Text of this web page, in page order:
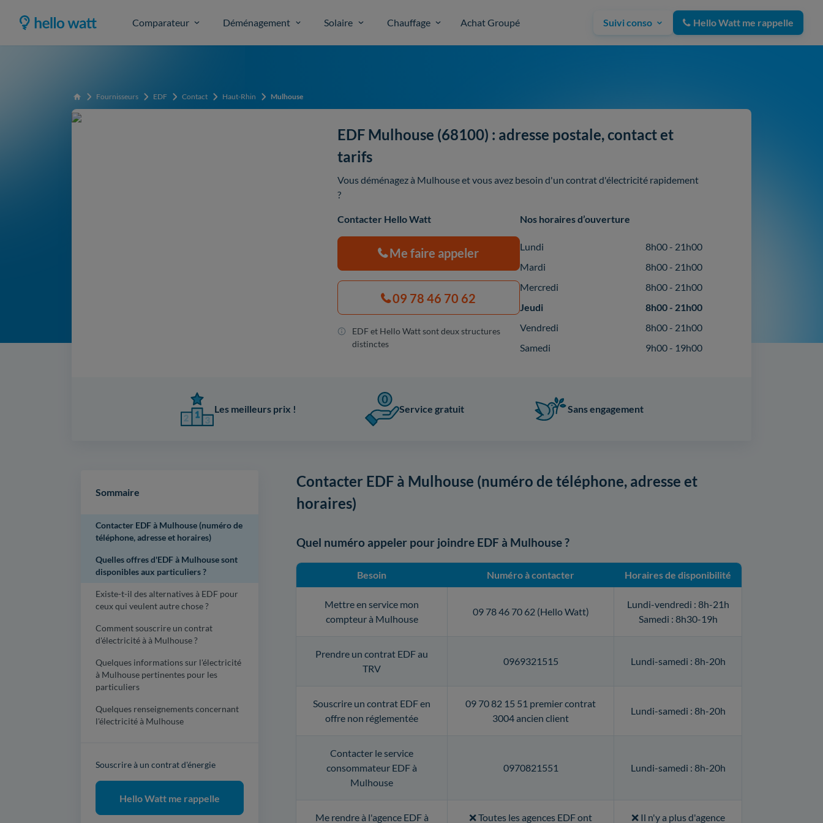
Comparateur Déménagement Solaire Chauffage Achat Groupé Suivi conso Hello Watt me rappelle
Accueil Fournisseurs EDF Contact Haut-Rhin Mulhouse
EDF Mulhouse (68100) : adresse postale, contact et
tarifs
Vous déménagez à Mulhouse et vous avez besoin d'un contrat d'électricité rapidement
?
Contacter Hello Watt
Me faire appeler
09 78 46 70 62
EDF et Hello Watt sont deux structures
distinctes
Nos horaires d’ouverture
Lundi
8h00 - 21h00
Mardi
8h00 - 21h00
Mercredi
8h00 - 21h00
Jeudi
8h00 - 21h00
Vendredi
8h00 - 21h00
Samedi
9h00 - 19h00
Les meilleurs prix ! Service gratuit Sans engagement
Sommaire
Contacter EDF à Mulhouse (numéro de
téléphone, adresse et horaires)
Quelles offres d'EDF à Mulhouse sont
disponibles aux particuliers ?
Existe-t-il des alternatives à EDF pour
ceux qui veulent autre chose ?
Comment souscrire un contrat
d'électricité à à Mulhouse ?
Quelques informations sur l'électricité
à Mulhouse pertinentes pour les
particuliers
Quelques renseignements concernant
l'électricité à Mulhouse
Souscrire à un contrat d'énergie
Hello Watt me rappelle
Contacter EDF à Mulhouse (numéro de téléphone, adresse et
horaires)
Quel numéro appeler pour joindre EDF à Mulhouse ?
Besoin Numéro à contacter Horaires de disponibilité
Mettre en service mon
compteur à Mulhouse
09 78 46 70 62 (Hello Watt)
Lundi-vendredi : 8h-21h
Samedi : 8h30-19h
Prendre un contrat EDF au
TRV
0969321515 Lundi-samedi : 8h-20h
Souscrire un contrat EDF en
offre non réglementée
09 70 82 15 51 premier contrat
3004 ancien client
Lundi-samedi : 8h-20h
Contacter le service
consommateur EDF à
Mulhouse
0970821551 Lundi-samedi : 8h-20h
Me rendre à l'agence EDF à
❌ Toutes les agences EDF ont
❌ Il n'y a plus d'agence